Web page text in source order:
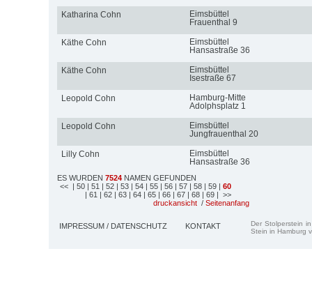
Katharina Cohn
Eimsbüttel
Frauenthal 9
Käthe Cohn
Eimsbüttel
Hansastraße 36
Käthe Cohn
Eimsbüttel
Isestraße 67
Leopold Cohn
Hamburg-Mitte
Adolphsplatz 1
Leopold Cohn
Eimsbüttel
Jungfrauenthal 20
Lilly Cohn
Eimsbüttel
Hansastraße 36
ES WURDEN 7524 NAMEN GEFUNDEN
<< | 50 | 51 | 52 | 53 | 54 | 55 | 56 | 57 | 58 | 59 | 60
| 61 | 62 | 63 | 64 | 65 | 66 | 67 | 68 | 69 | >>
druckansicht / Seitenanfang
IMPRESSUM / DATENSCHUTZ KONTAKT
Der Stolperstein
Stein in Hamburg